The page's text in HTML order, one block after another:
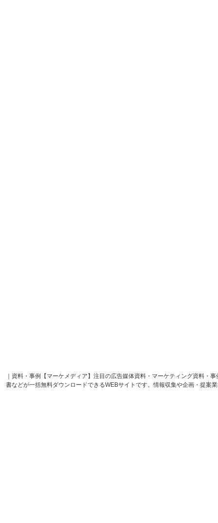
｜資料・事例【マーケメディア】注目の広告媒体資料・マーケティング資料・
書などが一括無料ダウンロードできるWEBサイトです。情報収集や企画・提案